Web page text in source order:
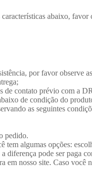
abaixo,
por favor observe
de contato prévio com a
de condição do
as seguintes
pedido.
algumas opções:
pode ser paga
em nosso site. Caso